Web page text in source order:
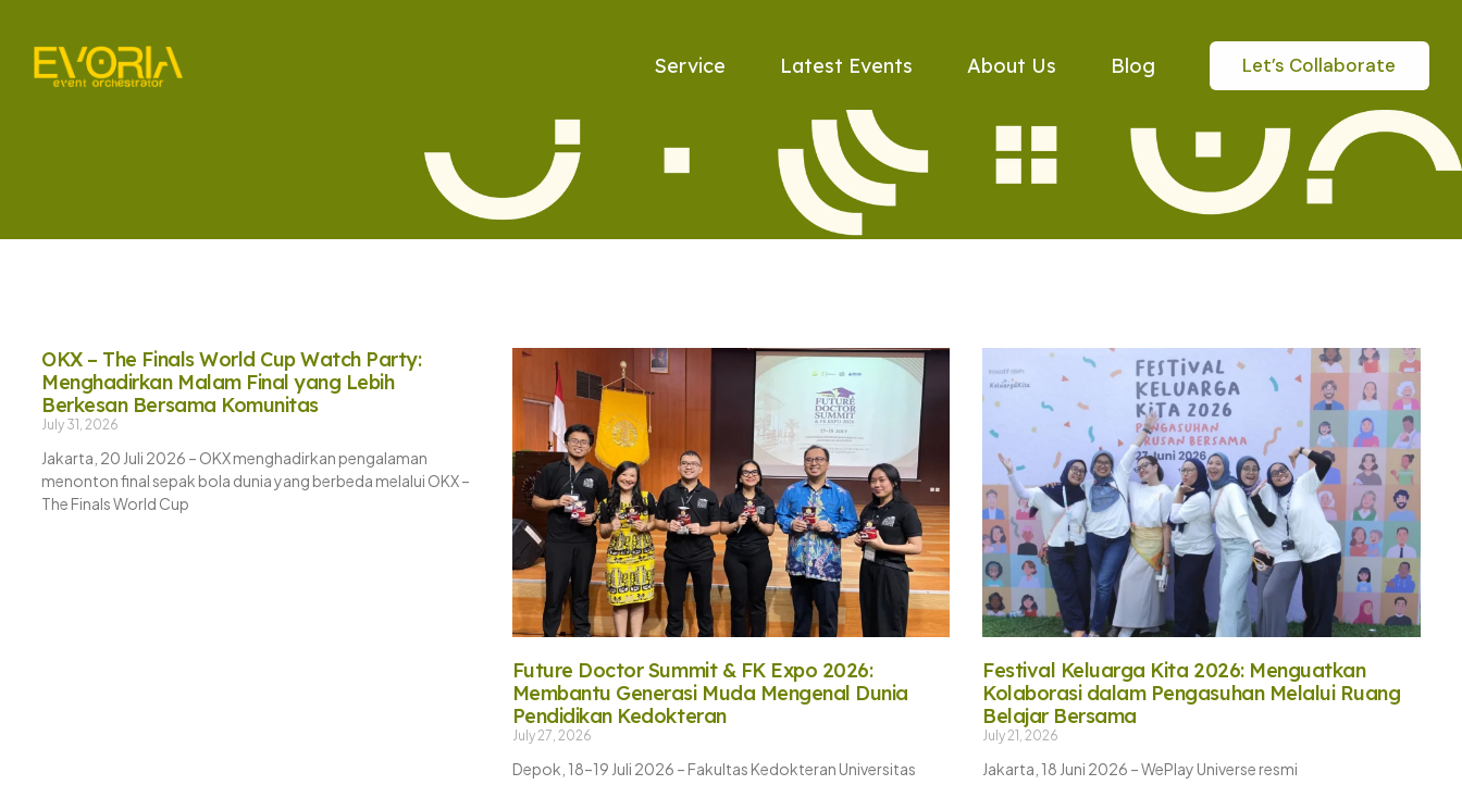
Service Latest Events About Us Blog Let’s Collaborate
OKX – The Finals World Cup Watch Party:
Menghadirkan Malam Final yang Lebih
Berkesan Bersama Komunitas
July 31, 2026
Jakarta, 20 Juli 2026 – OKX menghadirkan pengalaman
menonton final sepak bola dunia yang berbeda melalui OKX –
The Finals World Cup
Future Doctor Summit & FK Expo 2026:
Membantu Generasi Muda Mengenal Dunia
Pendidikan Kedokteran
July 27, 2026
Depok, 18–19 Juli 2026 – Fakultas Kedokteran Universitas
Festival Keluarga Kita 2026: Menguatkan
Kolaborasi dalam Pengasuhan Melalui Ruang
Belajar Bersama
July 21, 2026
Jakarta, 18 Juni 2026 – WePlay Universe resmi